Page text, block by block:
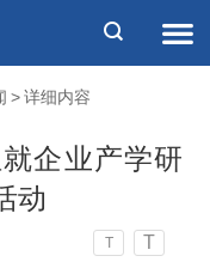
> 详细内容
企业产学研
动
T T